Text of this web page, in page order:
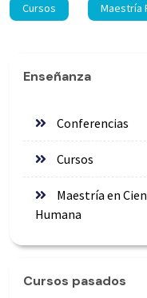
Cursos Maestría
Enseñanza
Conferencias
Cursos
Maestría en
Humana
Cursos pasados